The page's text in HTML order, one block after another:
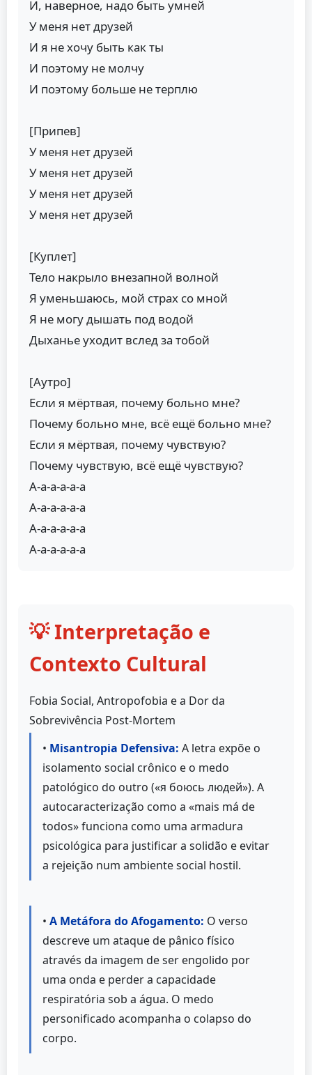
И, наверное, надо быть умней
У меня нет друзей
И я не хочу быть как ты
И поэтому не молчу
И поэтому больше не терплю
[Припев]
У меня нет друзей
У меня нет друзей
У меня нет друзей
У меня нет друзей
[Куплет]
Тело накрыло внезапной волной
Я уменьшаюсь, мой страх со мной
Я не могу дышать под водой
Дыханье уходит вслед за тобой
[Аутро]
Если я мёртвая, почему больно мне?
Почему больно мне, всё ещё больно мне?
Если я мёртвая, почему чувствую?
Почему чувствую, всё ещё чувствую?
А-а-а-а-а-а
А-а-а-а-а-а
А-а-а-а-а-а
А-а-а-а-а-а
💡 Interpretação e
Contexto Cultural
Fobia Social, Antropofobia e a Dor da
Sobrevivência Post-Mortem
• Misantropia Defensiva: A letra expõe o
isolamento social crônico e o medo
patológico do outro («я боюсь людей»). A
autocaracterização como a «mais má de
todos» funciona como uma armadura
psicológica para justificar a solidão e evitar
a rejeição num ambiente social hostil.
• A Metáfora do Afogamento: O verso
descreve um ataque de pânico físico
através da imagem de ser engolido por
uma onda e perder a capacidade
respiratória sob a água. O medo
personificado acompanha o colapso do
corpo.